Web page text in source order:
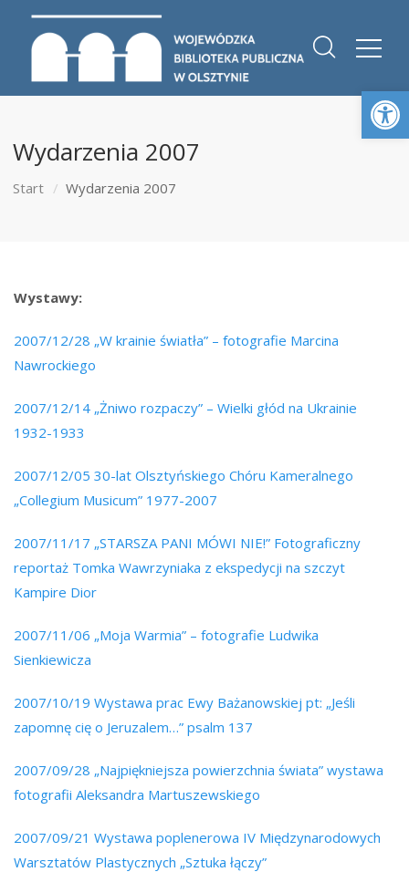
Wydarzenia 2007
Start Wydarzenia 2007
Wystawy:
2007/12/28 „W krainie światła” – fotografie Marcina
Nawrockiego
2007/12/14 „Żniwo rozpaczy” – Wielki głód na Ukrainie
1932-1933
2007/12/05 30-lat Olsztyńskiego Chóru Kameralnego
„Collegium Musicum” 1977-2007
2007/11/17 „STARSZA PANI MÓWI NIE!” Fotograficzny
reportaż Tomka Wawrzyniaka z ekspedycji na szczyt
Kampire Dior
2007/11/06 „Moja Warmia” – fotografie Ludwika
Sienkiewicza
2007/10/19 Wystawa prac Ewy Bażanowskiej pt: „Jeśli
zapomnę cię o Jeruzalem…” psalm 137
2007/09/28 „Najpiękniejsza powierzchnia świata” wystawa
fotografii Aleksandra Martuszewskiego
2007/09/21 Wystawa poplenerowa IV Międzynarodowych
Warsztatów Plastycznych „Sztuka łączy”